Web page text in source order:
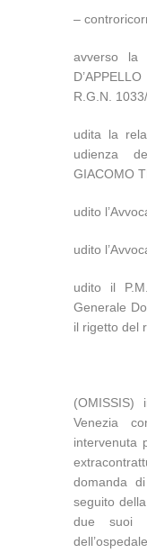
–
avverso la
R.G.N.
udita la
udienza
GIACOMO
udito
udito
udito il
Generale
il rigetto del
(OMISSIS)
Venezia
intervenuta
domanda
seguito
due suoi